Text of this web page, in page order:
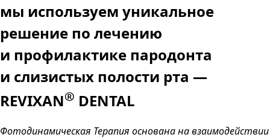
мы используем уникальное
решение по лечению
и профилактике пародонта
и слизистых полости рта —
REVIXAN® DENTAL
Фотодинамическая Терапия основана на взаимодействии